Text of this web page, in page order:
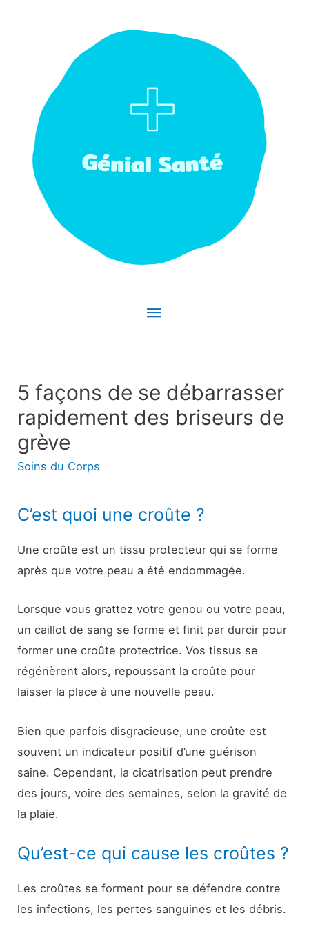
Menu
5 façons de se débarrasser
rapidement des briseurs de
grève
Soins du Corps
C’est quoi une croûte ?
Une croûte est un tissu protecteur qui se forme
après que votre peau a été endommagée.
Lorsque vous grattez votre genou ou votre peau,
un caillot de sang se forme et finit par durcir pour
former une croûte protectrice. Vos tissus se
régénèrent alors, repoussant la croûte pour
laisser la place à une nouvelle peau.
Bien que parfois disgracieuse, une croûte est
souvent un indicateur positif d’une guérison
saine. Cependant, la cicatrisation peut prendre
des jours, voire des semaines, selon la gravité de
la plaie.
Qu’est-ce qui cause les croûtes ?
Les croûtes se forment pour se défendre contre
les infections, les pertes sanguines et les débris.